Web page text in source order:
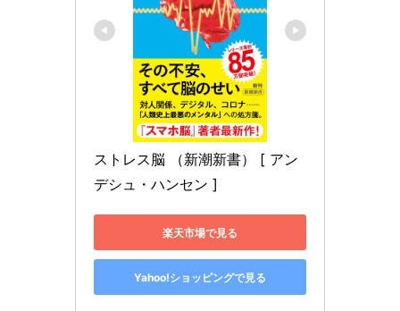
ストレス脳 （新潮新書） [ アン
デシュ・ハンセン ]
楽天市場で見る
Yahoo!ショッピングで見る